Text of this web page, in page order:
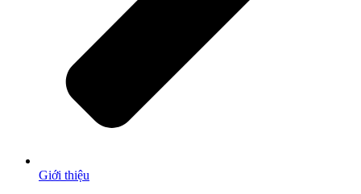
Giới thiệu